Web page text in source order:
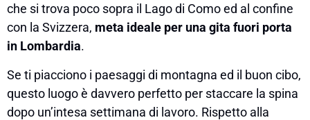
che si trova poco sopra il Lago di Como ed al confine
con la Svizzera, meta ideale per una gita fuori porta
in Lombardia.
Se ti piacciono i paesaggi di montagna ed il buon cibo,
questo luogo è davvero perfetto per staccare la spina
dopo un’intesa settimana di lavoro. Rispetto alla